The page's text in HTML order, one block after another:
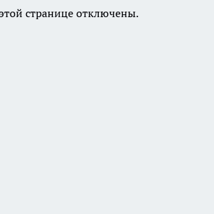
странице отключены.